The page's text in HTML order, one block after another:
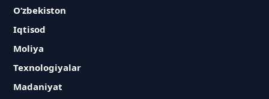
O‘zbekiston
Iqtisod
Moliya
Texnologiyalar
Madaniyat